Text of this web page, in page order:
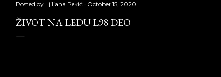
Posted by Ljiljana Pekić October 15, 2020
ŽIVOT NA LEDU L98 DEO